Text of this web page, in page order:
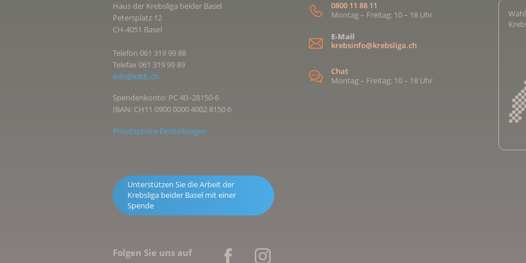
Haus der Krebsliga beider Basel
Petersplatz 12
CH-4051 Basel
Telefon 061 319 99 88
Telefax 061 319 99 89
info@klbb.ch
Spendenkonto: PC 40–28150-6
IBAN: CH11 0900 0000 4002 8150 6
Privatsphäre-Einstellungen
Unterstützen Sie die Arbeit der
Krebsliga beider Basel mit einer
Spende
0800 11 88 11
Montag – Freitag: 10 – 18 Uhr
E-Mail
krebsinfo@krebsliga.ch
Chat
Montag – Freitag: 10 – 18 Uhr
Folgen Sie uns auf